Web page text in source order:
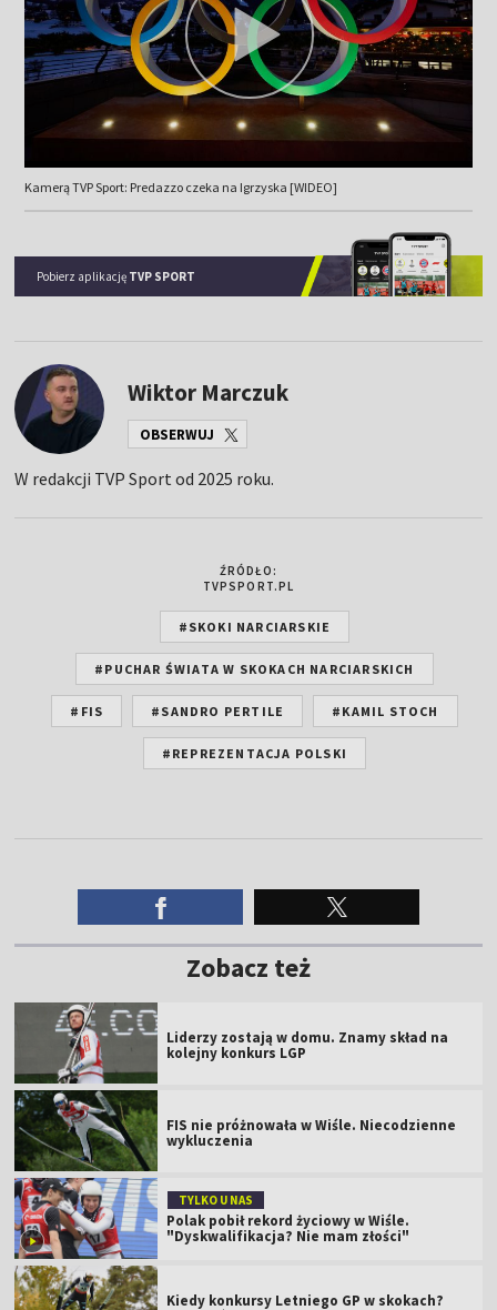
Kamerą TVP Sport: Predazzo czeka na Igrzyska [WIDEO]
Pobierz aplikację TVP SPORT
Wiktor Marczuk
OBSERWUJ
W redakcji TVP Sport od 2025 roku.
ŹRÓDŁO:
TVPSPORT.PL
#SKOKI NARCIARSKIE
#PUCHAR ŚWIATA W SKOKACH NARCIARSKICH
#FIS #SANDRO PERTILE #KAMIL STOCH
#REPREZENTACJA POLSKI
Zobacz też
Liderzy zostają w domu. Znamy skład na
kolejny konkurs LGP
FIS nie próżnowała w Wiśle. Niecodzienne
wykluczenia
TYLKO U NAS
Polak pobił rekord życiowy w Wiśle.
"Dyskwalifikacja? Nie mam złości"
Kiedy konkursy Letniego GP w skokach?